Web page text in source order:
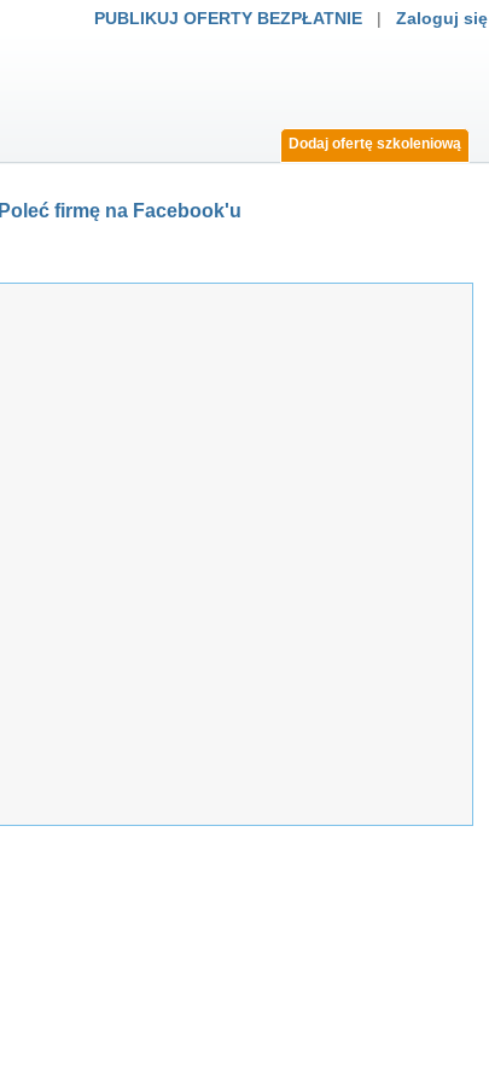
PUBLIKUJ OFERTY BEZPŁATNIE | Zaloguj się
Dodaj ofertę szkoleniową
Poleć firmę na Facebook'u